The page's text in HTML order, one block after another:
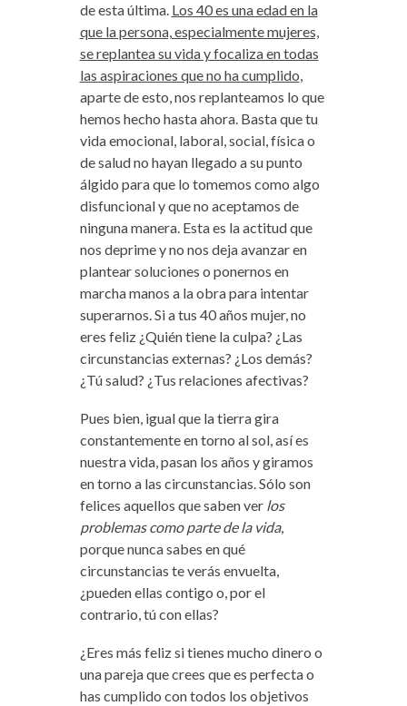
de esta última. Los 40 es una edad en la
que la persona, especialmente mujeres,
se replantea su vida y focaliza en todas
las aspiraciones que no ha cumplido,
aparte de esto, nos replanteamos lo que
hemos hecho hasta ahora. Basta que tu
vida emocional, laboral, social, física o
de salud no hayan llegado a su punto
álgido para que lo tomemos como algo
disfuncional y que no aceptamos de
ninguna manera. Esta es la actitud que
nos deprime y no nos deja avanzar en
plantear soluciones o ponernos en
marcha manos a la obra para intentar
superarnos. Si a tus 40 años mujer, no
eres feliz ¿Quién tiene la culpa? ¿Las
circunstancias externas? ¿Los demás?
¿Tú salud? ¿Tus relaciones afectivas?
Pues bien, igual que la tierra gira
constantemente en torno al sol, así es
nuestra vida, pasan los años y giramos
en torno a las circunstancias. Sólo son
felices aquellos que saben ver los
problemas como parte de la vida,
porque nunca sabes en qué
circunstancias te verás envuelta,
¿pueden ellas contigo o, por el
contrario, tú con ellas?
¿Eres más feliz si tienes mucho dinero o
una pareja que crees que es perfecta o
has cumplido con todos los objetivos